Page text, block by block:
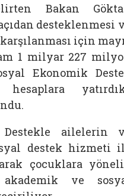
Bakan
desteklenmesi
için
1 milyar 227
Ekonomik
Destekle ailelerin
destek hizmeti
çocuklara
ve